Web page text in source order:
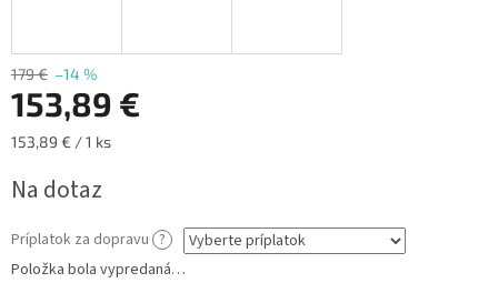
179 € –14 %
153,89 €
Jednotková
153,89 € / 1 ks
Na dotaz
Príplatok za dopravu ?
Položka bola vypredaná…